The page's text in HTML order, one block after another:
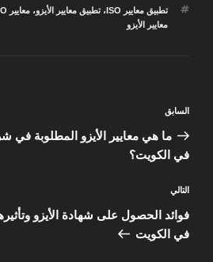
الوسوم
تطبيق معايير ISO ،تطبيق معايير الأيزو،معايير ISO
معايير الأيزو
المقالة
السابقة
السابق
ما هي معايير الأيزو المطلوبة في
في الكويت؟
المقالة
التالية
التالي
فوائد الحصول على شهادة الأيزو
في الكويت